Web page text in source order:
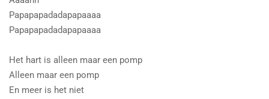
Papapapadadapapaaaa
Papapapadadapapaaaa
Het hart is alleen maar een pomp
Alleen maar een pomp
En meer is het niet